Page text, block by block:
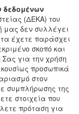
δεδομένων
(ΔΕΚΑ) του
μας δεν συλλέγει
έχετε παράσχει
σκοπό και
για την χρήση
προσωπικά
στον
συμπλήρωσης της
στοιχεία που
πρόταση για